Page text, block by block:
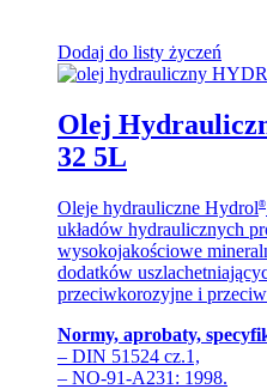
Dodaj do listy życzeń
Olej
32 5L
Oleje hydrauliczne Hydrol®
układów hydraulicznych
wysokojakościowe
dodatków
przeciwkorozyjne i
Normy, aprobaty,
– DIN 51524 cz.1,
– NO-91-A231: 1998.